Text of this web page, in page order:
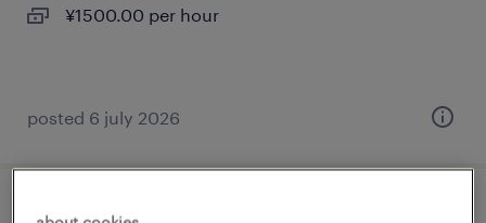
¥1500.00 per hour
posted 6 july 2026
人事・総務